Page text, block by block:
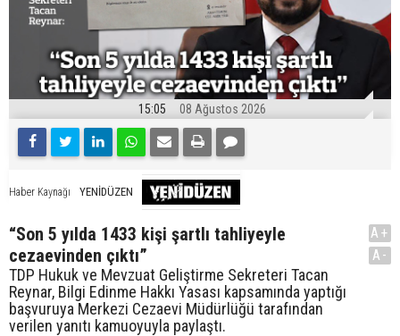
15:05 08 Ağustos 2026
Haber Kaynağı YENİDÜZEN
“Son 5 yılda 1433 kişi şartlı tahliyeyle
cezaevinden çıktı”
TDP Hukuk ve Mevzuat Geliştirme Sekreteri Tacan
Reynar, Bilgi Edinme Hakkı Yasası kapsamında yaptığı
başvuruya Merkezi Cezaevi Müdürlüğü tarafından
verilen yanıtı kamuoyuyla paylaştı.
A+
A-